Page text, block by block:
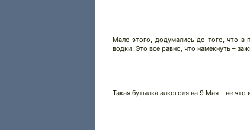
Мало этого, додумались до того, что в
водки! Это все равно, что намекнуть –
Такая бутылка алкоголя на 9 Мая – не что